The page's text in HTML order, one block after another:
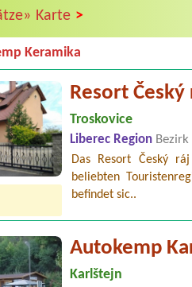
Karte >
Keramika
Resort Český
Troskovice
Liberec Region Bezirk
Das Resort Český
beliebten
befindet sic..
Autokemp
Karlštejn